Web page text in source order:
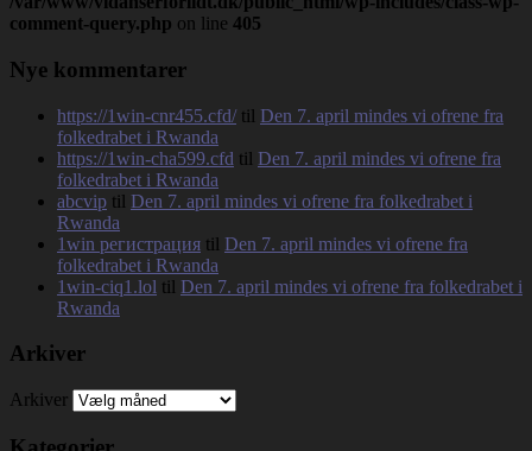
comment-query.php on line 405
Nye kommentarer
https://1win-cnr455.cfd/til Den 7. april mindes vi ofrene fra
folkedrabet i Rwanda
https://1win-cha599.cfd til Den 7. april mindes vi ofrene fra
folkedrabet i Rwanda
abcvip til Den 7. april mindes vi ofrene fra folkedrabet i
Rwanda
1win регистрация til Den 7. april mindes vi ofrene fra
folkedrabet i Rwanda
1win-ciq1.lol til Den 7. april mindes vi ofrene fra folkedrabet i
Rwanda
Arkiver
Arkiver